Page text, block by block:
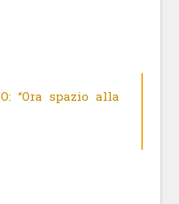
“Ora spazio alla